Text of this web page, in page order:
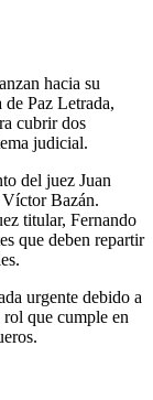
hacia su
de Paz Letrada,
cubrir dos
judicial.
del juez Juan
Bazán.
titular, Fernando
que deben repartir
urgente debido a
que cumple en